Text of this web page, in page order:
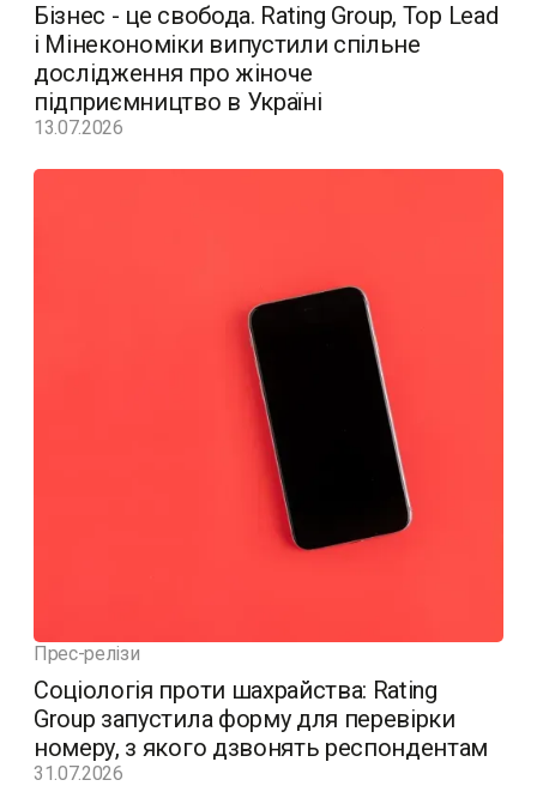
Бізнес - це свобода. Rating Group, Top Lead
і Мінекономіки випустили спільне
дослідження про жіноче
підприємництво в Україні
13.07.2026
Прес-релізи
Соціологія проти шахрайства: Rating
Group запустила форму для перевірки
номеру, з якого дзвонять респондентам
31.07.2026